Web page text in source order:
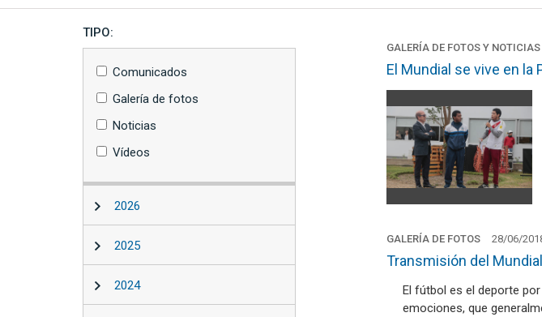
TIPO:
Comunicados
Galería de fotos
Noticias
Vídeos
2026
2025
2024
GALERÍA DE FOTOS Y NOTICIAS
El Mundial se vive en la
GALERÍA DE FOTOS 28/06/
Transmisión del
El fútbol es el deporte
emociones, que